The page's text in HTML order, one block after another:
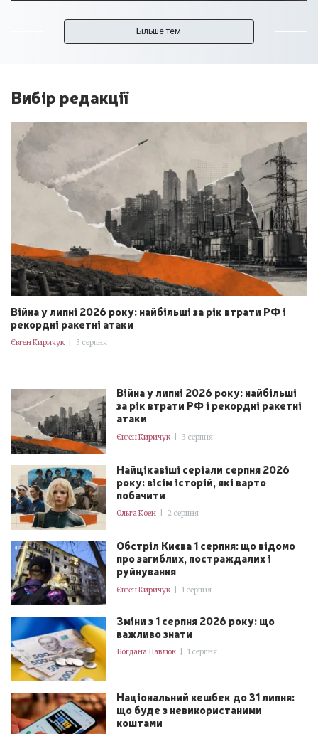
Більше тем
Війна у липні 2026 року: найбільші
за рік втрати РФ і рекордні ракетні
атаки
Євген Киричук 3 серпня
Найцікавіші серіали серпня 2026
року: вісім історій, які варто
побачити
Ольга Коен 2 серпня
Обстріл Києва 1 серпня: що відомо
про загиблих, постраждалих і
руйнування
Євген Киричук 1 серпня
Зміни з 1 серпня 2026 року: що
важливо знати
Богдана Павлюк 1 серпня
Національний кешбек до 31 липня:
що буде з невикористаними
коштами
Вибір редакції
Війна у липні 2026 року: найбільші за рік втрати РФ і
рекордні ракетні атаки
Євген Киричук 3 серпня